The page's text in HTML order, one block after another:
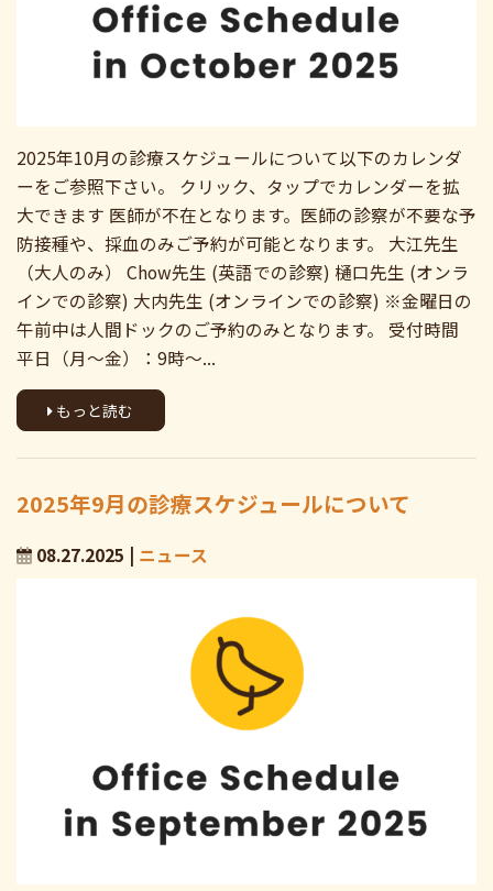
2025年10月の診療スケジュールについて以下のカレンダ
ーをご参照下さい。 クリック、タップでカレンダーを拡
大できます 医師が不在となります。医師の診察が不要な予
防接種や、採血のみご予約が可能となります。 大江先生
（大人のみ） Chow先生 (英語での診察) 樋口先生 (オンラ
インでの診察) 大内先生 (オンラインでの診察) ※金曜日の
午前中は人間ドックのご予約のみとなります。 受付時間
平日（月～金）：9時～...
もっと読む
2025年9月の診療スケジュールについて
08.27.2025 | ニュース